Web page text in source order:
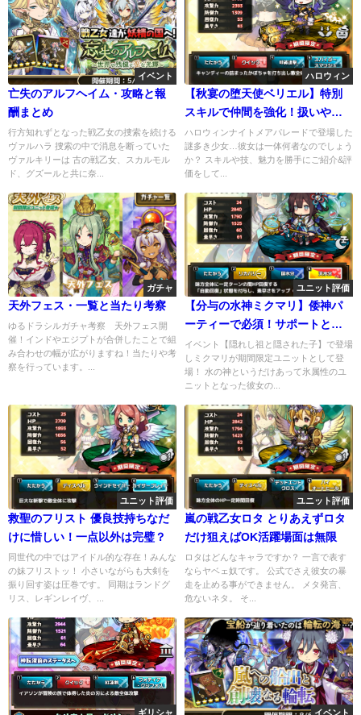
イベント
亡失のアルフヘイム・攻略と報
酬まとめ
行方知れずとなった戦乙女の捜索を続ける
ヴァルハラ 捜索の中で消息を断っていた
ヴァルキリーは 古の戦乙女、スカルモル
ド、グズールと共に奈...
ハロウィン
【秋宴の堕天使ベリエル】特別
スキルで仲間を強化！扱いやす
さもピカイチ
ハロウィンナイトメアパレードで登場した
謎多き少女…彼女は一体何者なのでしょう
か？ スキルや技、魅力を勝手にご紹介&評
価をして...
ガチャ
天外フェス・一覧と当たり考察
ゆるドラシルガチャ考察 天外フェス開
催！インドやエジプトが合併したことで組
み合わせの幅が広がりますね！当たりや考
察を行っています。...
ユニット評価
【分与の水神ミクマリ】倭神パ
ーティーで必須！サポートとス
キルが超優秀！
イベント【隠れし祖と隠された子】で登場
しミクマリが期間限定ユニットとして登
場！ 水の神というだけあって氷属性のユ
ニットとなった彼女の...
ユニット評価
救聖のフリスト 優良技持ちなだ
けに惜しい！一点以外は完璧？
同世代の中ではアイドル的な存在！みんな
の妹フリストッ！ 小さいながらも大剣を
振り回す姿は圧巻です。 同期はランドグ
リス、レギンレイヴ、...
ユニット評価
嵐の戦乙女ロタ とりあえずロタ
だけ狙えばOK活躍場面は無限
ロタはどんなキャラですか？ 一言で表す
ならヤベェ奴です。 公式でさえ彼女の暴
走を止める事ができません。 メタ発言、
危ないネタ。 そ...
ギリシャ イベント